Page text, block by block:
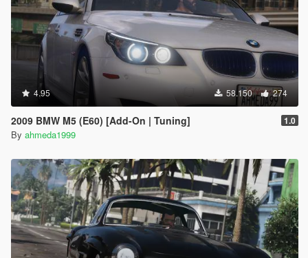
4.95 58.150 274
2009 BMW M5 (E60) [Add-On | Tuning] 1.0
By ahmeda1999